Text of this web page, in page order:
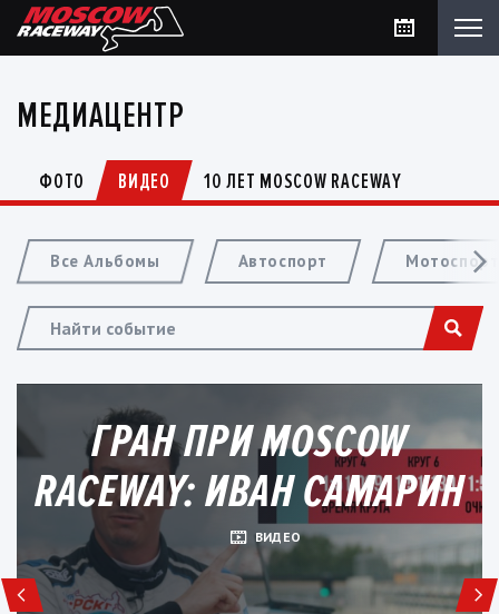
МЕДИАЦЕНТР
ФОТО ВИДЕО 10 ЛЕТ MOSCOW RACEWAY
Все Альбомы Автоспорт Мотоспорт
ГРАН ПРИ MOSCOW
RACEWAY: ИВАН САМАРИН
ВИДЕО